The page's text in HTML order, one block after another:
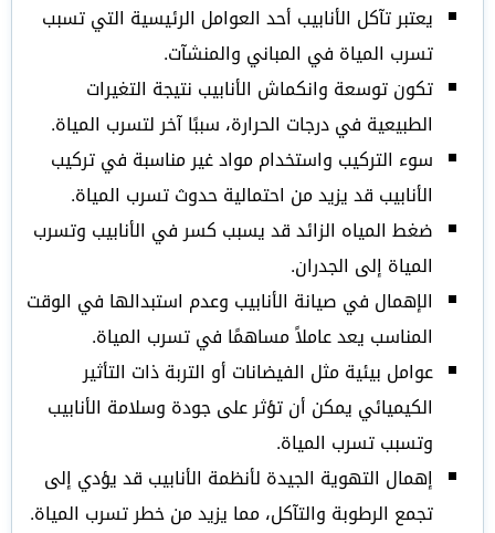
يعتبر تآكل الأنابيب أحد العوامل الرئيسية التي تسبب
تسرب المياة في المباني والمنشآت.
تكون توسعة وانكماش الأنابيب نتيجة التغيرات
الطبيعية في درجات الحرارة، سببًا آخر لتسرب المياة.
سوء التركيب واستخدام مواد غير مناسبة في تركيب
الأنابيب قد يزيد من احتمالية حدوث تسرب المياة.
ضغط المياه الزائد قد يسبب كسر في الأنابيب وتسرب
المياة إلى الجدران.
الإهمال في صيانة الأنابيب وعدم استبدالها في الوقت
المناسب يعد عاملاً مساهمًا في تسرب المياة.
عوامل بيئية مثل الفيضانات أو التربة ذات التأثير
الكيميائي يمكن أن تؤثر على جودة وسلامة الأنابيب
وتسبب تسرب المياة.
إهمال التهوية الجيدة لأنظمة الأنابيب قد يؤدي إلى
تجمع الرطوبة والتآكل، مما يزيد من خطر تسرب المياة.